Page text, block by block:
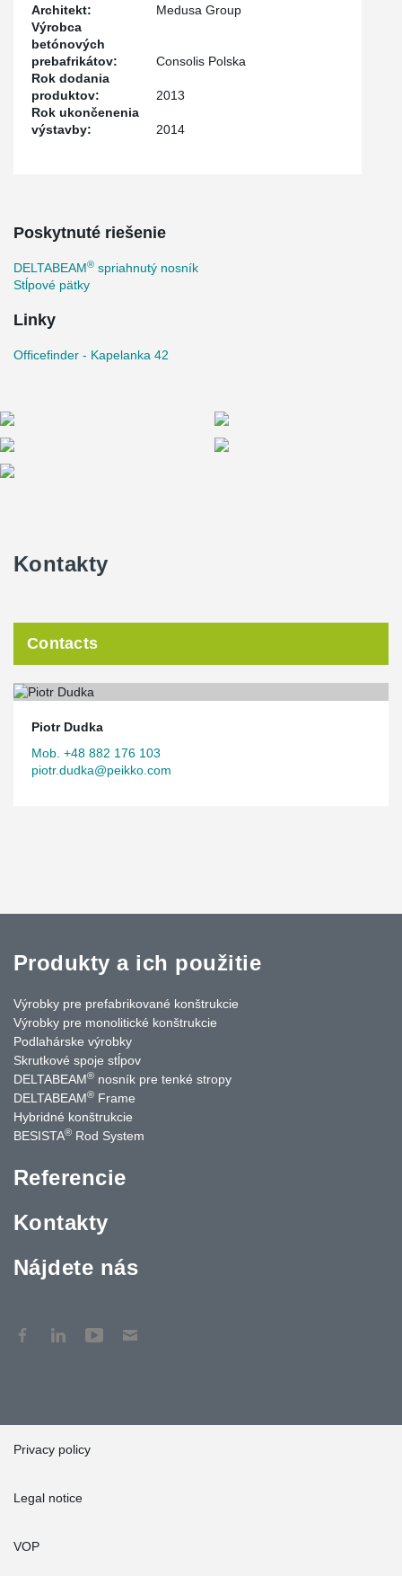
Architekt:
Medusa Group
Výrobca
betónových
prebafrikátov:
Consolis Polska
Rok dodania
produktov:
2013
Rok ukončenenia
výstavby:
2014
Poskytnuté riešenie
DELTABEAM® spriahnutý nosník
Stĺpové pätky
Linky
Officefinder - Kapelanka 42
Kontakty
Contacts
Piotr Dudka
Mob. +48 882 176 103
piotr.dudka@peikko.com
Produkty a ich použitie
Výrobky pre prefabrikované konštrukcie
Výrobky pre monolitické konštrukcie
Podlahárske výrobky
Skrutkové spoje stĺpov
DELTABEAM® nosník pre tenké stropy
DELTABEAM® Frame
Hybridné konštrukcie
BESISTA® Rod System
Referencie
Kontakty
Nájdete nás
Privacy policy
Legal notice
VOP